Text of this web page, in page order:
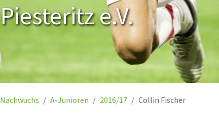
e.V.
Nachwuchs A-Junioren 2016/17 Collin Fischer